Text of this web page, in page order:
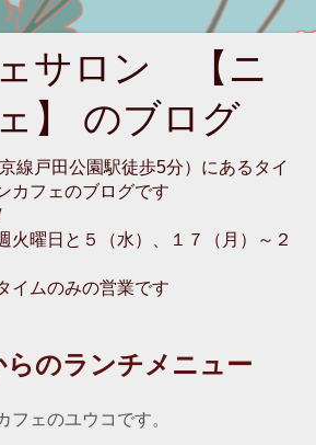
サロン 【ニ
】 のブログ
線戸田公園駅徒歩5分）にあるタイ
フェのブログです
火曜日と５（水）、１７（月）～２
イムのみの営業です
らのランチメニュー
フェのユウコです。